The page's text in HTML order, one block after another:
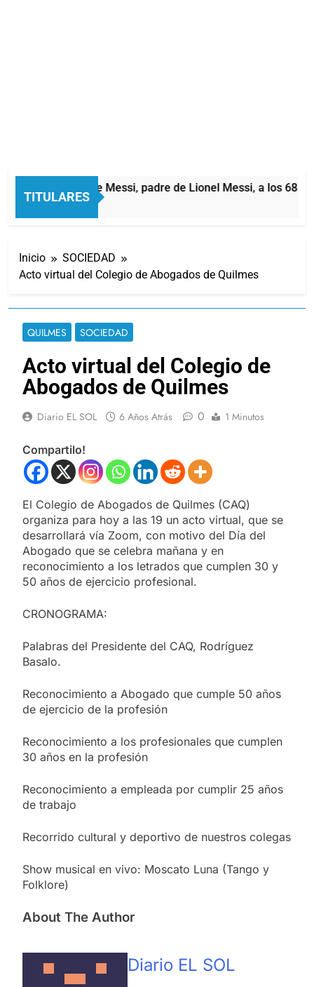
TITULARES
Murió Jorge Messi, padre de Lionel Messi, a los 68
2 Horas Atrás
Inicio
SOCIEDAD
Acto virtual del Colegio de Abogados de Quilmes
QUILMES SOCIEDAD
Acto virtual del Colegio de
Abogados de Quilmes
Diario EL SOL 6 Años Atrás 0 1 Minutos
Compartilo!
El Colegio de Abogados de Quilmes (CAQ)
organiza para hoy a las 19 un acto virtual, que se
desarrollará vía Zoom, con motivo del Día del
Abogado que se celebra mañana y en
reconocimiento a los letrados que cumplen 30 y
50 años de ejercicio profesional.
CRONOGRAMA:
Palabras del Presidente del CAQ, Rodríguez
Basalo.
Reconocimiento a Abogado que cumple 50 años
de ejercicio de la profesión
Reconocimiento a los profesionales que cumplen
30 años en la profesión
Reconocimiento a empleada por cumplir 25 años
de trabajo
Recorrido cultural y deportivo de nuestros colegas
Show musical en vivo: Moscato Luna (Tango y
Folklore)
About The Author
Diario EL SOL